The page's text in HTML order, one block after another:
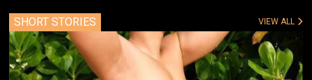
SHORT STORIES VIEW ALL